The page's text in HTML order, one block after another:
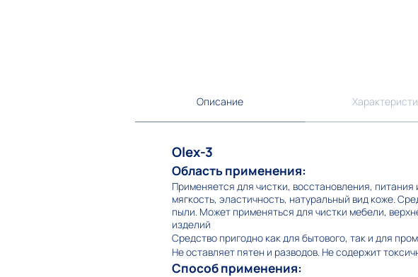
Описание
Olex-3
Область применения:
Применяется для чистки, восстановления,
мягкость, эластичность, натуральный вид коже.
пыли. Может применяться для чистки мебели,
изделий
Средство пригодно как для бытового, так и для
Не оставляет пятен и разводов. Не содержит
Способ применения: